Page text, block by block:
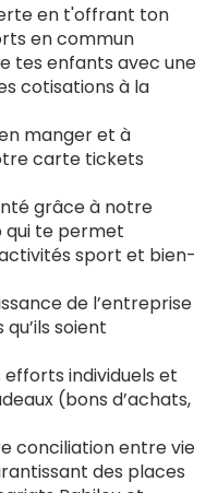
en t'offrant ton
en commun
tes enfants avec une
cotisations à la
manger et à
carte tickets
grâce à notre
te permet
sport et bien-
de l’entreprise
soient
individuels et
(bons d’achats,
conciliation entre vie
des places